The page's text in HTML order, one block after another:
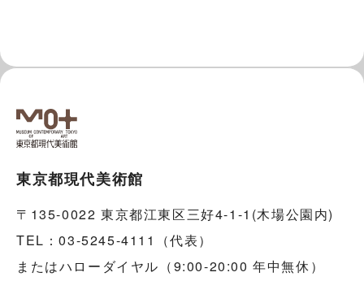
東京都現代美術館
〒135-0022 東京都江東区三好4-1-1(木場公園内)
TEL：03-5245-4111（代表）
またはハローダイヤル（9:00-20:00 年中無休）